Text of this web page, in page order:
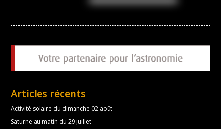
Articles récents
Activité solaire du dimanche 02 août
Saturne au matin du 29 juillet